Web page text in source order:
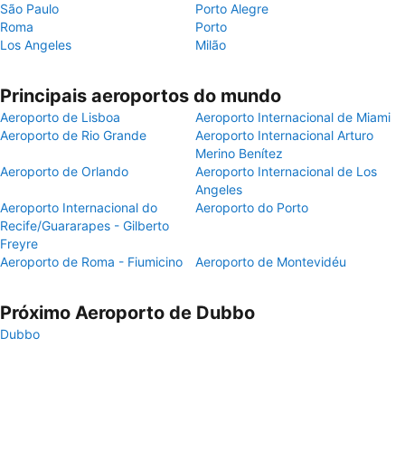
São Paulo
Porto Alegre
Roma
Porto
Los Angeles
Milão
Principais aeroportos do mundo
Aeroporto de Lisboa
Aeroporto Internacional de Miami
Aeroporto de Rio Grande
Aeroporto Internacional Arturo
Merino Benítez
Aeroporto de Orlando
Aeroporto Internacional de Los
Angeles
Aeroporto Internacional do
Recife/Guararapes - Gilberto
Freyre
Aeroporto do Porto
Aeroporto de Roma - Fiumicino Aeroporto de Montevidéu
Próximo Aeroporto de Dubbo
Dubbo